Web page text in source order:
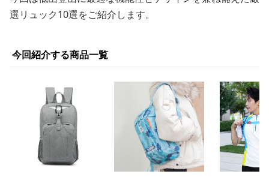
選リュック10選をご紹介します。
今回紹介する商品一覧